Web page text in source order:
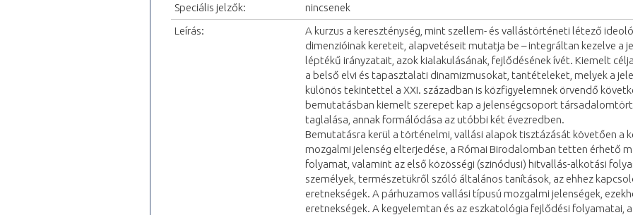
Speciális jelzők:
nincsenek
Leírás:
A kurzus a kereszténység, mint szellem- és vallástörténeti létező
dimenzióinak kereteit, alapvetéseit mutatja be – integráltan kezelve a
léptékű irányzatait, azok kialakulásának, fejlődésének ívét. Kiemelt
a belső elvi és tapasztalati dinamizmusokat, tantételeket, melyek a
különös tekintettel a XXI. században is közfigyelemnek örvendő
bemutatásban kiemelt szerepet kap a jelenségcsoport
taglalása, annak formálódása az utóbbi két évezredben.
Bemutatásra kerül a történelmi, vallási alapok tisztázását követően a
mozgalmi jelenség elterjedése, a Római Birodalomban tetten érhető
folyamat, valamint az első közösségi (szinódusi) hitvallás-alkotási
személyek, természetükről szóló általános tanítások, az ehhez
eretnekségek. A párhuzamos vallási típusú mozgalmi jelenségek,
eretnekségek. A kegyelemtan és az eszkatológia fejlődési folyamatai,